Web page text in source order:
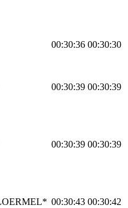
00:30:36 00:30:30
00:30:39 00:30:39
00:30:39 00:30:39
00:30:43 00:30:42